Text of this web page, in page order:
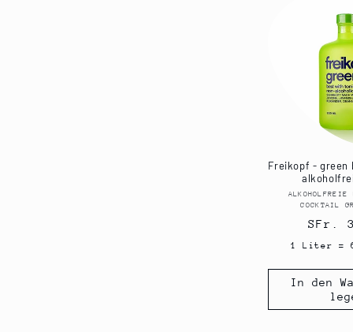
Freikopf - green
ALKOHOLFREIE
COCKTAIL
Preis
SFr.
1 Liter =
In den